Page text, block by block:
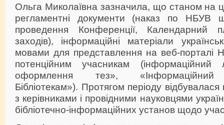
Ольга Миколаївна зазначила, що станом на
регламентні документи (наказ по НБУВ
проведення Конференції, Календарний
заходів), інформаційні матеріали
мовами для представлення на веб-порталі
потенційним учасникам
оформлення тез», «Інформаційний
Бібліотекам»). Протягом періоду відбувалася
з керівниками і провідними науковцями
бібліотечно-інформаційних установ щодо